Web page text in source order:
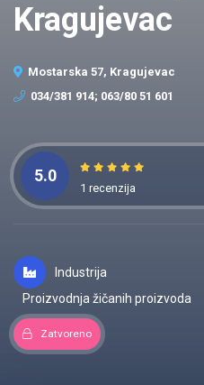
Kragujevac
Mostarska 57, Kragujevac
034/381 914; 063/80 51 601
5.0
1 recenzija
Industrija
Proizvodnja žičanih proizvoda
Zatvoreno